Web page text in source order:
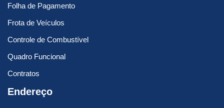
Folha de Pagamento
Frota de Veículos
Controle de Combustível
Quadro Funcional
Contratos
Endereço